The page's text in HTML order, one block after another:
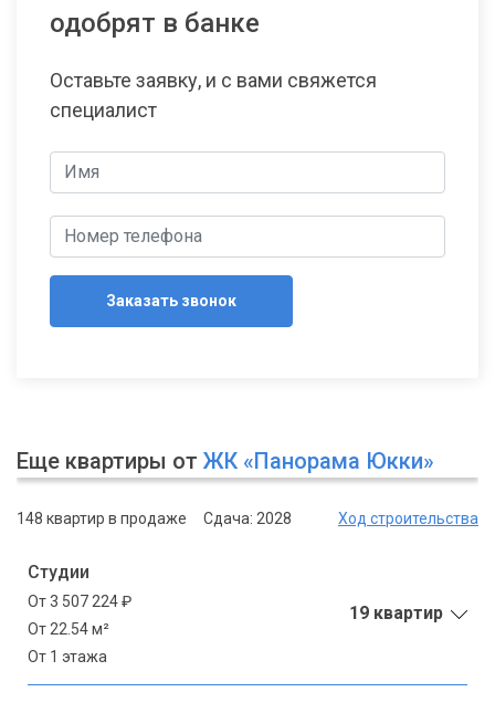
одобрят в банке
Оставьте заявку, и с вами свяжется
специалист
Заказать звонок
Еще квартиры от ЖК «Панорама Юкки»
148 квартир в продаже Сдача: 2028 Ход строительства
Студии
От 3 507 224 ₽
От 22.54 м²
От 1 этажа
19 квартир